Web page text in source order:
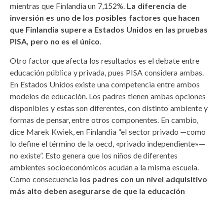
mientras que Finlandia un 7,152%. La diferencia de
inversión es uno de los posibles factores que hacen
que Finlandia supere a Estados Unidos en las pruebas
PISA, pero no es el único
Otro factor que afecta los resultados es el debate entre
educación pública y privada, pues PISA considera ambas.
En Estados Unidos existe una competencia entre ambos
modelos de educación. Los padres tienen ambas opciones
disponibles y estas son diferentes, con distinto ambiente y
formas de pensar, entre otros componentes. En cambio,
dice Marek Kwiek, en Finlandia “el sector privado —como
lo define el término de la oecd, «privado independiente»—
no existe”. Esto genera que los niños de diferentes
ambientes socioeconómicos acudan a la misma escuela.
Como consecuencia los padres con un nivel adquisitivo
más alto deben asegurarse de que la educación